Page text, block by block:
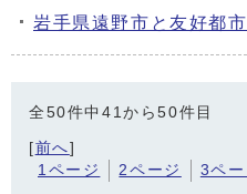
岩手県遠野市と友好都
全50件中41から50件目
[前へ]
1ページ
2ページ 3ペー